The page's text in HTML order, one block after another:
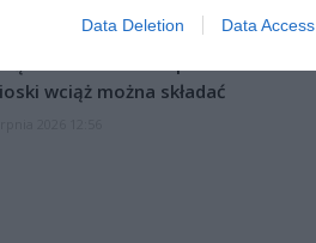
Data Deletion Data Access
2026 16:06
wciąż można składać